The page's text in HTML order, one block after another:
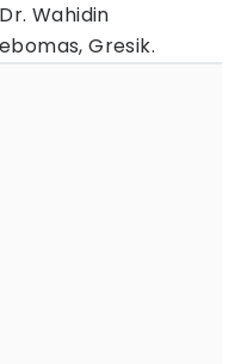
Wahidin
Gresik.